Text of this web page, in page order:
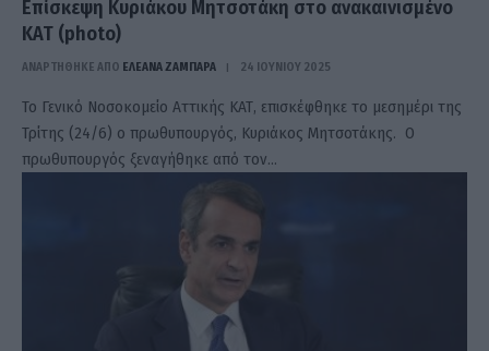
Eπίσκεψη Κυριάκου Μητσοτάκη στο ανακαινισμένο
ΚΑΤ (photo)
ΑΝΑΡΤΗΘΗΚΕ ΑΠΟ ΕΛΕΑΝΑ ΖΑΜΠΑΡΑ 24 ΙΟΥΝΊΟΥ 2025
Το Γενικό Νοσοκομείο Αττικής ΚΑΤ, επισκέφθηκε το μεσημέρι της
Τρίτης (24/6) ο πρωθυπουργός, Κυριάκος Μητσοτάκης. Ο
πρωθυπουργός ξεναγήθηκε από τον…